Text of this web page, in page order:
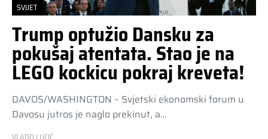
SVIJET
Trump optužio Dansku za
pokušaj atentata. Stao je na
LEGO kockicu pokraj kreveta!
DAVOS/WASHINGTON – Svjetski ekonomski forum u
Davosu jutros je naglo prekinut, a…